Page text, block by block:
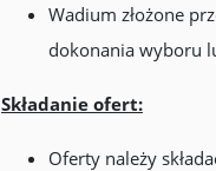
Wadium złożone
dokonania wyboru
Składanie ofert:
Oferty należy